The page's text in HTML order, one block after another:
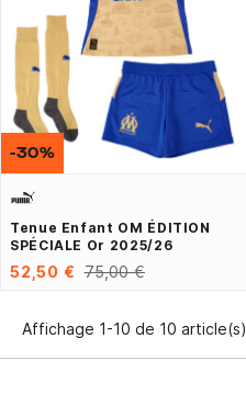
Tenue Enfant OM ÉDITION
SPÉCIALE Or 2025/26
52,50 € 75,00 €
-30%
Affichage 1-10 de 10 article(s)